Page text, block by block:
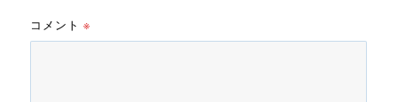
コメント※